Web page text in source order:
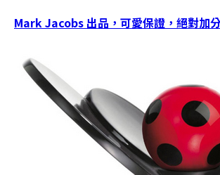
Mark Jacobs 出品，可愛保證，絕對加